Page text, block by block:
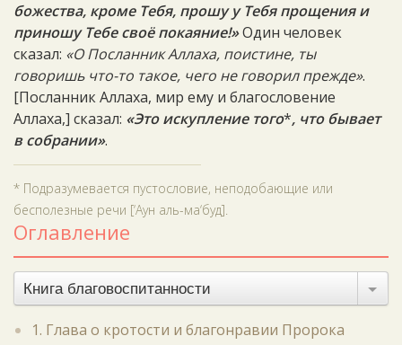
божества, кроме Тебя, прошу у Тебя прощения и
приношу Тебе своё покаяние!»Один человек
сказал: «О Посланник Аллаха, поистине, ты
говоришь что-то такое, чего не говорил прежде».
[Посланник Аллаха, мир ему и благословение
Аллаха,] сказал: «Это искупление того*, что бывает
в собрании».
* Подразумевается пустословие, неподобающие или
бесполезные речи [‘Аун аль-ма‘буд].
Оглавление
Книга благовоспитанности
1. Глава о кротости и благонравии Пророка